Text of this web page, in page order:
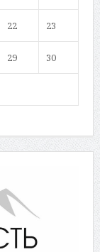
22 23
29 30